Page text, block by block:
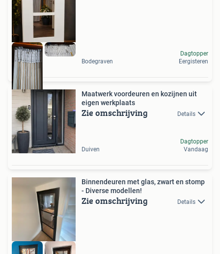
Bodegraven
Dagtopper
Eergisteren
Maatwerk voordeuren en kozijnen uit
eigen werkplaats
Zie omschrijving Details
Duiven
Dagtopper
Vandaag
Binnendeuren met glas, zwart en stomp
- Diverse modellen!
Zie omschrijving Details